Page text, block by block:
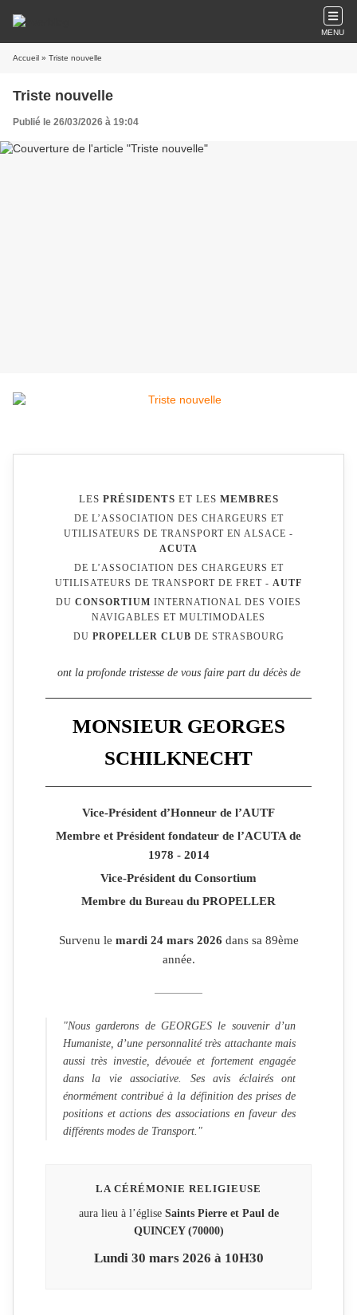
MENU
Accueil » Triste nouvelle
Triste nouvelle
Publié le 26/03/2026 à 19:04
LES PRÉSIDENTS ET LES MEMBRES
DE L’ASSOCIATION DES CHARGEURS ET
UTILISATEURS DE TRANSPORT EN ALSACE -
ACUTA
DE L’ASSOCIATION DES CHARGEURS ET
UTILISATEURS DE TRANSPORT DE FRET - AUTF
DU CONSORTIUM INTERNATIONAL DES VOIES
NAVIGABLES ET MULTIMODALES
DU PROPELLER CLUB DE STRASBOURG
ont la profonde tristesse de vous faire part du décès de
MONSIEUR GEORGES
SCHILKNECHT
Vice-Président d’Honneur de l’AUTF
Membre et Président fondateur de l’ACUTA de
1978 - 2014
Vice-Président du Consortium
Membre du Bureau du PROPELLER
Survenu le mardi 24 mars 2026 dans sa 89ème
année.
"Nous garderons de GEORGES le souvenir d’un
Humaniste, d’une personnalité très attachante mais
aussi très investie, dévouée et fortement engagée
dans la vie associative. Ses avis éclairés ont
énormément contribué à la définition des prises de
positions et actions des associations en faveur des
différents modes de Transport."
LA CÉRÉMONIE RELIGIEUSE
aura lieu à l’église Saints Pierre et Paul de
QUINCEY (70000)
Lundi 30 mars 2026 à 10H30